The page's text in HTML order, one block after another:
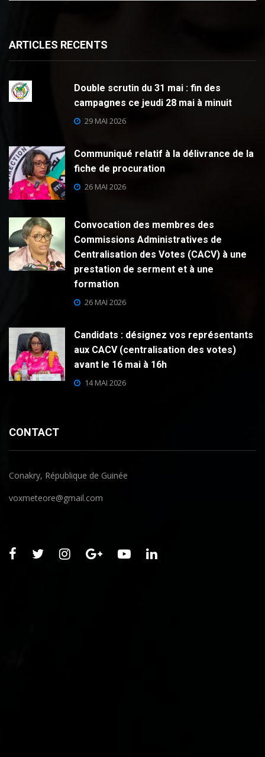
ARTICLES RECENTS
Double scrutin du 31 mai : fin des
campagnes ce jeudi 28 mai à minuit
29 MAI 2026
Communiqué relatif à la délivrance de la
fiche de procuration
26 MAI 2026
Convocation des membres des
Commissions Administratives de
Centralisation des Votes (CACV) à une
prestation de serment et à une
formation
26 MAI 2026
Candidats : désignez vos représentants
aux CACV (centralisation des votes)
avant le 16 mai à 16h
14 MAI 2026
CONTACT
Conakry, République de Guinée
voxmeteore@gmail.com